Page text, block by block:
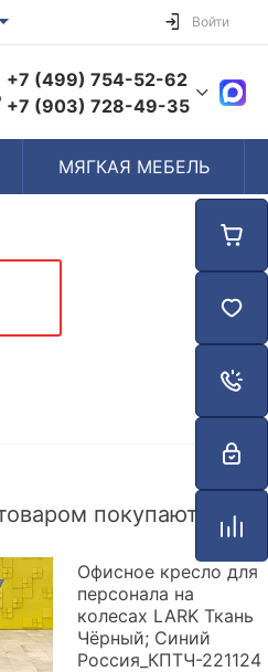
Войти
+7 (499) 754-52-62
+7 (903) 728-49-35
Время работы
Пн-Пт: 10:00-19:00
МЯГКАЯ МЕБЕЛЬ
покупают
Офисное кресло для
персонала на
колесах LARK Ткань
Чёрный; Синий
Россия_КПТЧ-221124